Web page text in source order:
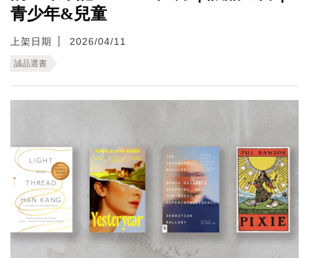
青少年&兒童
上架日期 2026/04/11
誠品選書